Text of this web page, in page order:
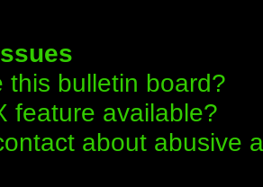
this bulletin board?
feature available?
about abusive